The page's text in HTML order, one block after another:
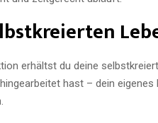
erhältst du deine
hast – dein